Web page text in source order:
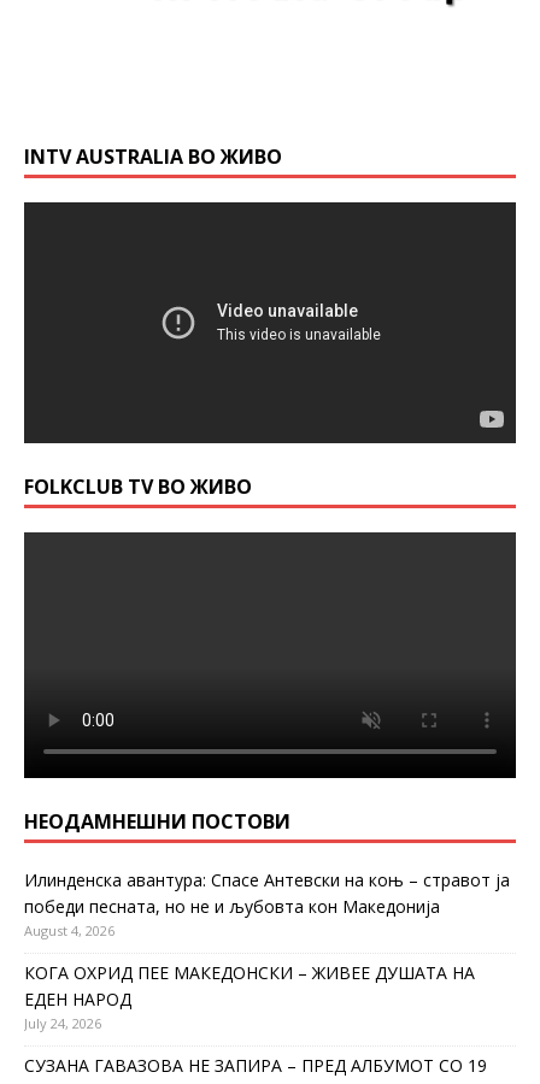
INTV AUSTRALIA ВО ЖИВО
FOLKCLUB TV ВО ЖИВО
НЕОДАМНЕШНИ ПОСТОВИ
Илинденска авантура: Спасе Антевски на коњ – стравот ја
победи песната, но не и љубовта кон Македонија
August 4, 2026
КОГА ОХРИД ПЕЕ МАКЕДОНСКИ – ЖИВЕЕ ДУШАТА НА
ЕДЕН НАРОД
July 24, 2026
СУЗАНА ГАВАЗОВА НЕ ЗАПИРА – ПРЕД АЛБУМОТ СО 19